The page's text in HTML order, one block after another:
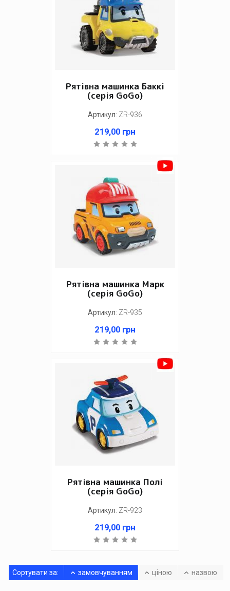
Рятівна машинка Баккі
(серія GoGo)
Артикул: ZR-936
219,00 грн
Рятівна машинка Марк
(серія GoGo)
Артикул: ZR-935
219,00 грн
Рятівна машинка Полі
(серія GoGo)
Артикул: ZR-923
219,00 грн
Сортувати за: замовчуванням ціною назвою